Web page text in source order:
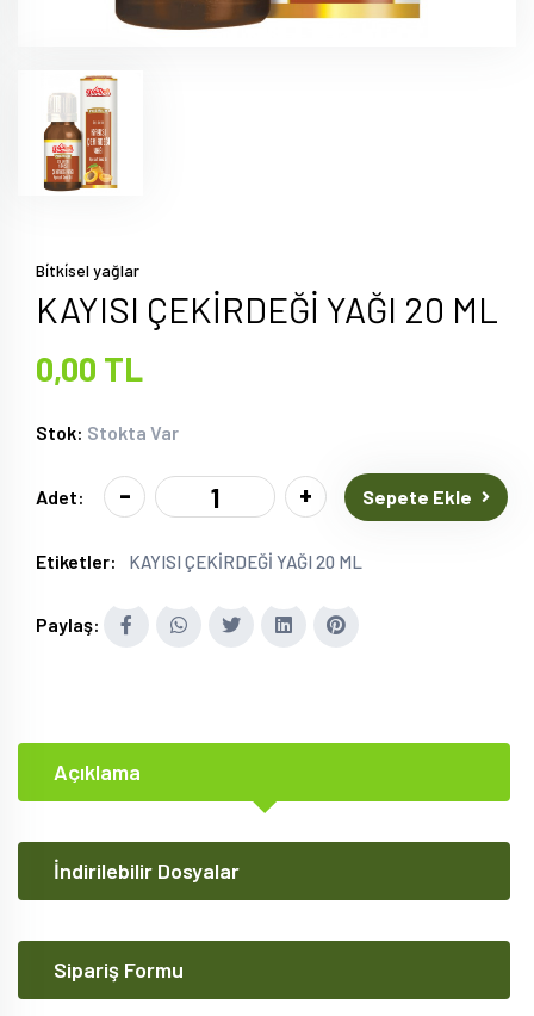
Bi̇tki̇sel yağlar
KAYISI ÇEKİRDEĞİ YAĞI 20 ML
0,00 TL
Stok: Stokta Var
Adet: - + Sepete Ekle
Etiketler: KAYISI ÇEKİRDEĞİ YAĞI 20 ML
Paylaş:
Açıklama
İndirilebilir Dosyalar
Sipariş Formu